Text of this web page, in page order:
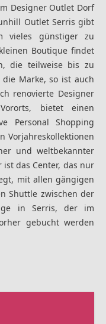
Designer Outlet Dorf
Outlet Serris gibt
vieles günstiger zu
Boutique findet
die teilweise bis zu
Marke, so ist auch
renovierte Designer
bietet einen
Personal Shopping
Vorjahreskollektionen
und weltbekannter
das Center, das nur
mit allen gängigen
Shuttle zwischen der
in Serris, der im
gebucht werden